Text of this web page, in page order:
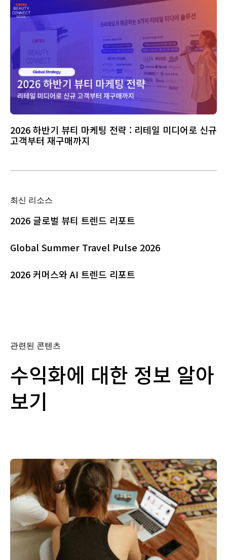
2026 하반기 뷰티 마케팅 전략 : 리테일 미디어로 신규
고객부터 재구매까지
최신 리소스
2026 글로벌 뷰티 트렌드 리포트
Global Summer Travel Pulse 2026
2026 커머스와 AI 트렌드 리포트
관련된 콘텐츠
수익화에 대한 정보 알아
보기